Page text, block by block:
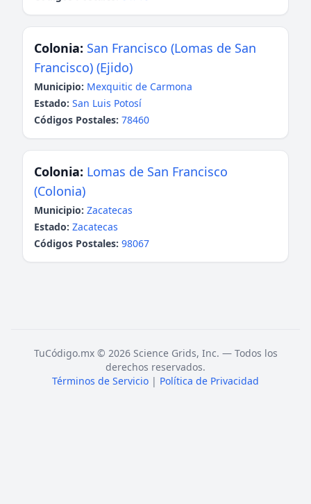
Colonia: San Francisco (Lomas de San
Francisco) (Ejido)
Municipio: Mexquitic de Carmona
Estado: San Luis Potosí
Códigos Postales: 78460
Colonia: Lomas de San Francisco
(Colonia)
Municipio: Zacatecas
Estado: Zacatecas
Códigos Postales: 98067
TuCódigo.mx © 2026 Science Grids, Inc. — Todos los
derechos reservados.
Términos de Servicio | Política de Privacidad